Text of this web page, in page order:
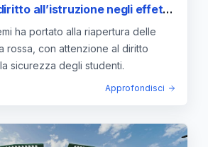
all’istruzione negli effetti
ha portato alla riapertura delle
rossa, con attenzione al diritto
sicurezza degli studenti.
Approfondisci